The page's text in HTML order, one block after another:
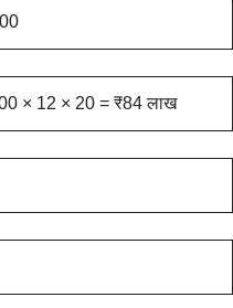
× 12 × 20 = ₹84 लाख